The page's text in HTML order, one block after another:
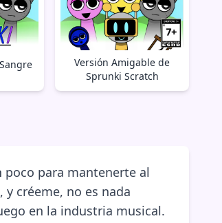
Versión Amigable de
Sprunki Scratch
para mantenerte al
créeme, no es nada
en la industria musical.